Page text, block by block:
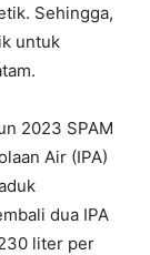
Sehingga,
untuk
2023 SPAM
Air (IPA)
dua IPA
liter per